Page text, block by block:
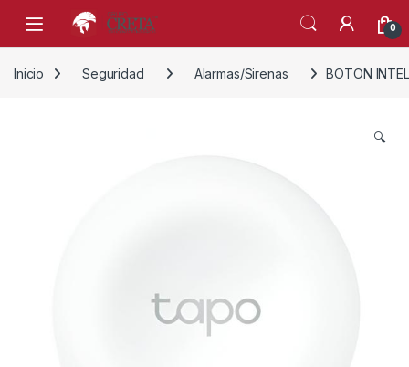
Skip to navigation
Skip to content
0
Inicio Seguridad Alarmas/Sirenas BOTON
🔍